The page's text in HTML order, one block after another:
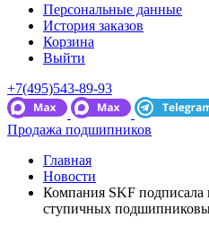
Персональные данные
История заказов
Корзина
Выйти
+7(495)543-89-93
Продажа подшипников
Главная
Новости
Компания SKF подписала
ступичных